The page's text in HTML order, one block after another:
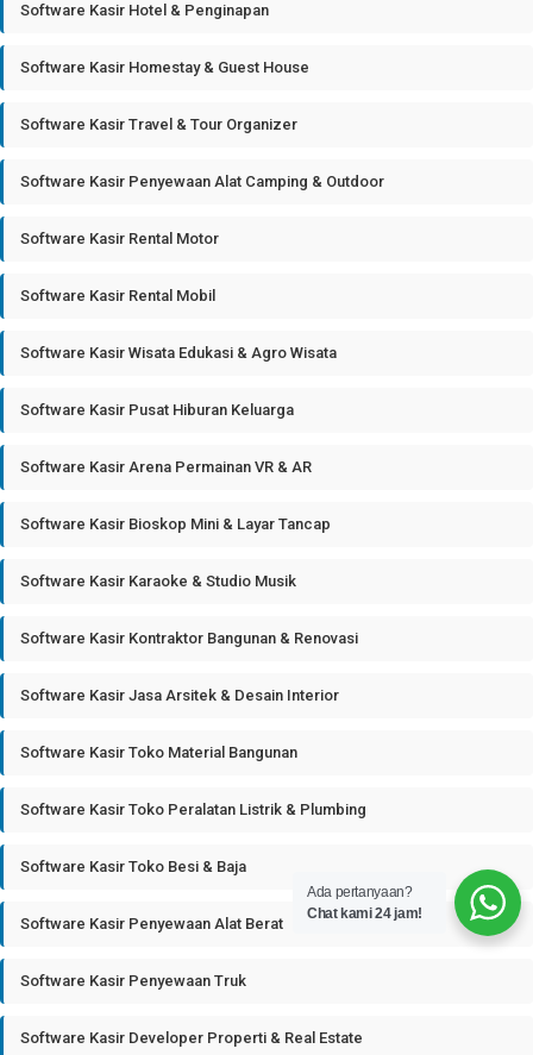
Software Kasir Hotel & Penginapan
Software Kasir Homestay & Guest House
Software Kasir Travel & Tour Organizer
Software Kasir Penyewaan Alat Camping & Outdoor
Software Kasir Rental Motor
Software Kasir Rental Mobil
Software Kasir Wisata Edukasi & Agro Wisata
Software Kasir Pusat Hiburan Keluarga
Software Kasir Arena Permainan VR & AR
Software Kasir Bioskop Mini & Layar Tancap
Software Kasir Karaoke & Studio Musik
Software Kasir Kontraktor Bangunan & Renovasi
Software Kasir Jasa Arsitek & Desain Interior
Software Kasir Toko Material Bangunan
Software Kasir Toko Peralatan Listrik & Plumbing
Software Kasir Toko Besi & Baja
Software Kasir Penyewaan Alat Berat
Software Kasir Penyewaan Truk
Software Kasir Developer Properti & Real Estate
Ada pertanyaan?
Chat kami 24 jam!